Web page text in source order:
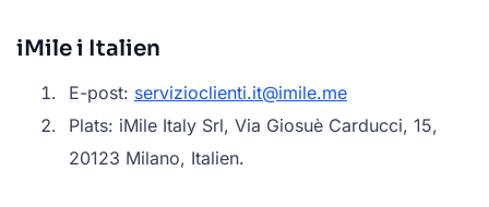
iMile i Italien
E-post: servizioclienti.it@imile.me
Plats: iMile Italy Srl, Via Giosuè Carducci, 15,
20123 Milano, Italien.